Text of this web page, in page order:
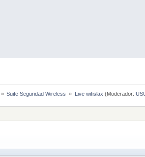
» Suite Seguridad Wireless » Live wifislax (Moderador: